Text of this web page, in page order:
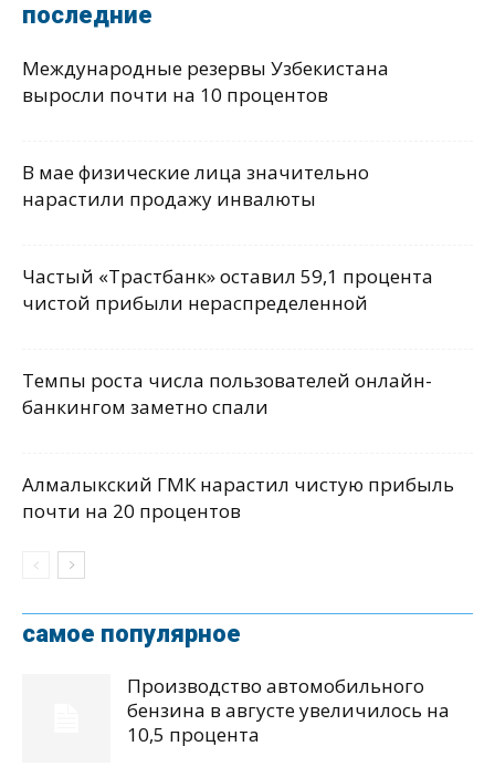
последние
Международные резервы Узбекистана
выросли почти на 10 процентов
В мае физические лица значительно
нарастили продажу инвалюты
Частый «Трастбанк» оставил 59,1 процента
чистой прибыли нераспределенной
Темпы роста числа пользователей онлайн-
банкингом заметно спали
Алмалыкский ГМК нарастил чистую прибыль
почти на 20 процентов
самое популярное
Производство автомобильного
бензина в августе увеличилось на
10,5 процента